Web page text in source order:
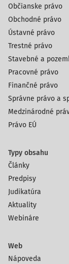
Občianske právo
Obchodné právo
Ústavné právo
Trestné právo
Stavebné a
Pracovné právo
Finančné právo
Správne právo a
Medzinárodné
Právo EÚ
Typy obsahu
Články
Predpisy
Judikatúra
Aktuality
Webináre
Web
Nápoveda